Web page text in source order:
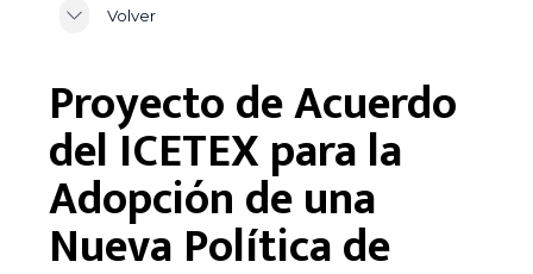
Volver
Proyecto de Acuerdo
del ICETEX para la
Adopción de una
Nueva Política de